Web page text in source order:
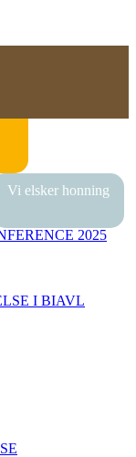
Vi elsker honning
2025
I BIAVL